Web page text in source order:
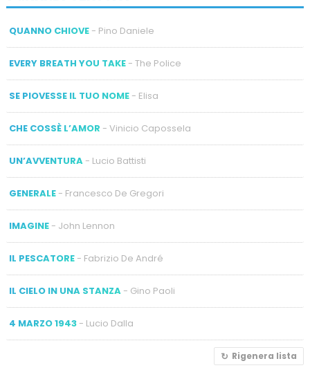
QUANNO CHIOVE- Pino Daniele
EVERY BREATH YOU TAKE- The Police
SE PIOVESSE IL TUO NOME- Elisa
CHE COSSÈ L’AMOR - Vinicio Capossela
UN’AVVENTURA- Lucio Battisti
GENERALE- Francesco De Gregori
IMAGINE- John Lennon
IL PESCATORE- Fabrizio De André
IL CIELO IN UNA STANZA- Gino Paoli
4 MARZO 1943- Lucio Dalla
Rigenera lista